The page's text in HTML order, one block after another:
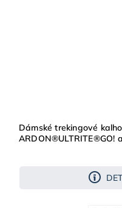
Dámské trekingové
ARDON®ULTRITE®GO!